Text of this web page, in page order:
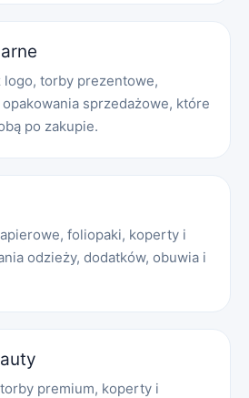
torby prezentowe,
opakowania sprzedażowe, które
po zakupie.
foliopaki, koperty i
odzieży, dodatków, obuwia i
premium, koperty i